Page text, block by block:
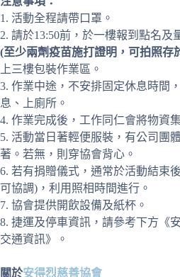
1. 活動全程請帶口罩。
2. 請於13:50前，於一樓報到點名及
(至少兩劑疫苗施打證明，可拍照存
上三樓包裝作業區。
3. 作業中途，不安排固定休息時間
息、上廁所。
4. 作業完成後，工作同仁會將物資
5. 活動當日著輕便服裝，有公司團
著。若無，則穿協會背心。
6. 若有捐贈儀式，通常於活動結束
可協調)，利用照相時間進行。
7. 協會提供開飲設備及紙杯。
8. 捷運及停車資訊，請參考下方《
交通資訊》。
關於安得烈慈善協會